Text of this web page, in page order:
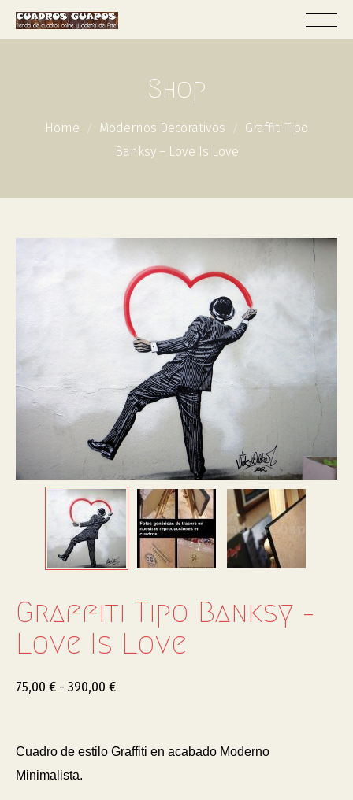
Shop
Home Modernos Decorativos
Graffiti Tipo
Banksy – Love Is Love
Graffiti Tipo Banksy –
Love Is Love
75,00 € - 390,00 €
Cuadro de estilo Graffiti en acabado Moderno
Minimalista.